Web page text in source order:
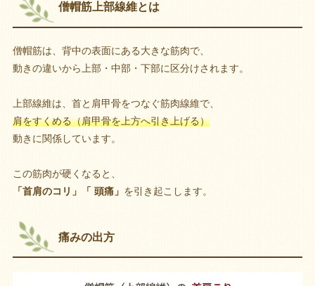
僧帽筋上部線維とは
僧帽筋は、背中の表面にある大きな筋肉で、
動きの違いから上部・中部・下部に区分けされます。
上部線維は、首と肩甲骨をつなぐ筋肉線維で、
肩をすくめる（肩甲骨を上方へ引き上げる）
動きに関係しています。
この筋肉が硬くなると、
「首肩のコリ」「 頭痛」 を引き起こします。
痛みの出方